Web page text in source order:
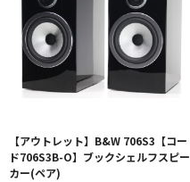
【アウトレット】B&W 706S3【コー
ド706S3B-O】ブックシェルフスピー
カー(ペア)